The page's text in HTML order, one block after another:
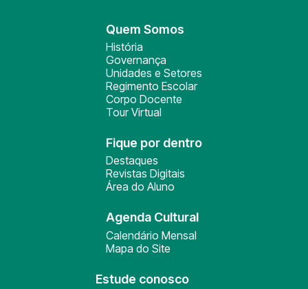
Quem Somos
História
Governança
Unidades e Setores
Regimento Escolar
Corpo Docente
Tour Virtual
Fique por dentro
Destaques
Revistas Digitais
Área do Aluno
Agenda Cultural
Calendário Mensal
Mapa do Site
Estude conosco